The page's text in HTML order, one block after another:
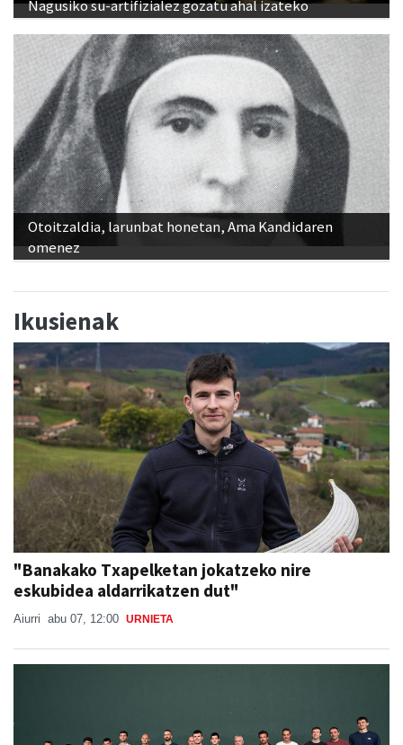
Nagusiko su-artifizialez gozatu ahal izateko
Otoitzaldia, larunbat honetan, Ama Kandidaren
omenez
Ikusienak
"Banakako Txapelketan jokatzeko nire
eskubidea aldarrikatzen dut"
Aiurri abu 07, 12:00 URNIETA